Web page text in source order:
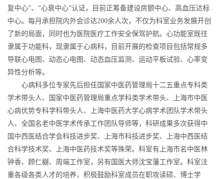
复中心”、“心衰中心”认证，目前正筹备建设房颤中心、高血压达标
中心。每月承担院内外会诊达200余人次，不仅为科室业务发展开创
了新的局面，同时也为医院医疗工作安全保驾护航。心功能室既往
隶属于功能科，现隶属于心病科，目前开展的检查项目包括常规多
导联心电图、动态心电图、动态血压监测、运动平板试验、心率变
异性分析等。
心病科多位专家先后担任国家中医药管理局十二五重点专科类
学术带头人、国家中医药管理局重点学科类学术带头、上海市中医
心病优势专科学科带头人、上海中医药大学心病学术团队学术带头
人、全国名老中医学术传承工作团队导师等，科研成果多次获得中
国中西医结合学会科技进步奖、上海市科技进步奖、上海中西医结
合科学技术奖、上海中医药技术奖等殊荣。科室有上海市名中医林
钟香、顾仁樾、周端工作室，另有国医大师沈宝藩工作室。科室注
重各级各类人才的培养，积极鼓励科室成员在职攻读硕、博士学